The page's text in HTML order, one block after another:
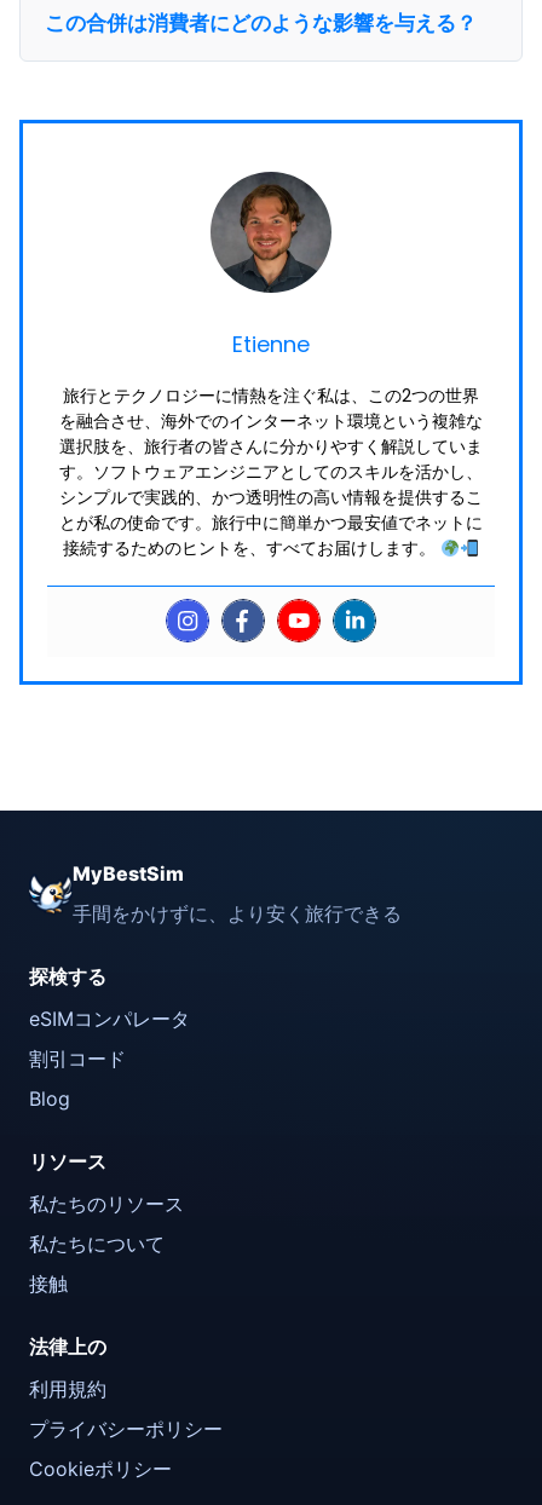
この合併は消費者にどのような影響を与える？
Etienne
旅行とテクノロジーに情熱を注ぐ私は、この2つの世界
を融合させ、海外でのインターネット環境という複雑な
選択肢を、旅行者の皆さんに分かりやすく解説していま
す。ソフトウェアエンジニアとしてのスキルを活かし、
シンプルで実践的、かつ透明性の高い情報を提供するこ
とが私の使命です。旅行中に簡単かつ最安値でネットに
接続するためのヒントを、すべてお届けします。
MyBestSim
手間をかけずに、より安く旅行できる
探検する
eSIMコンパレータ
割引コード
Blog
リソース
私たちのリソース
私たちについて
接触
法律上の
利用規約
プライバシーポリシー
Cookieポリシー